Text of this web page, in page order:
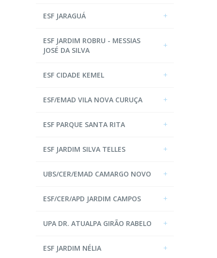
ESF JARAGUÁ
ESF JARDIM ROBRU - MESSIAS
JOSÉ DA SILVA
ESF CIDADE KEMEL
ESF/EMAD VILA NOVA CURUÇA
ESF PARQUE SANTA RITA
ESF JARDIM SILVA TELLES
UBS/CER/EMAD CAMARGO NOVO
ESF/CER/APD JARDIM CAMPOS
UPA DR. ATUALPA GIRÃO RABELO
ESF JARDIM NÉLIA